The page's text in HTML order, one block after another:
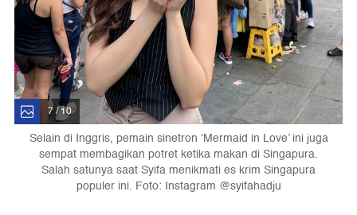
7 / 10
Selain di Inggris, pemain sinetron ‘Mermaid in Love’ ini juga
sempat membagikan potret ketika makan di Singapura.
Salah satunya saat Syifa menikmati es krim Singapura
populer ini. Foto: Instagram @syifahadju